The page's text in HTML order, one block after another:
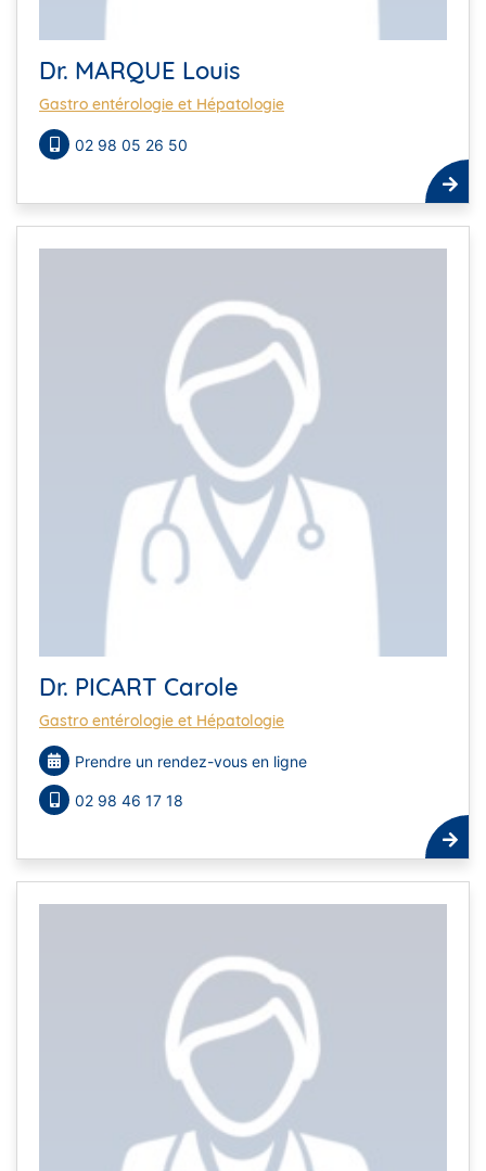
Dr. MARQUE Louis
Gastro entérologie et Hépatologie
02 98 05 26 50
Dr. PICART Carole
Gastro entérologie et Hépatologie
Prendre un rendez-vous en ligne
02 98 46 17 18